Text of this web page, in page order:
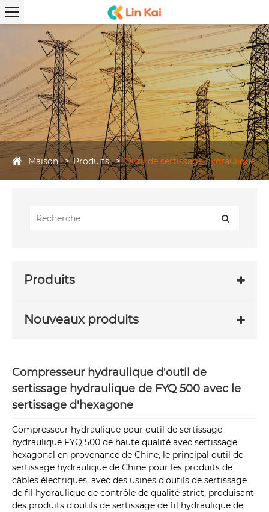
Maison Produits Outil de sertissage hydraulique
Produits
Nouveaux produits
Compresseur hydraulique d'outil de
sertissage hydraulique de FYQ 500 avec le
sertissage d'hexagone
Compresseur hydraulique pour outil de sertissage
hydraulique FYQ 500 de haute qualité avec sertissage
hexagonal en provenance de Chine, le principal outil de
sertissage hydraulique de Chine pour les produits de
câbles électriques, avec des usines d'outils de sertissage
de fil hydraulique de contrôle de qualité strict, produisant
des produits d'outils de sertissage de fil hydraulique de